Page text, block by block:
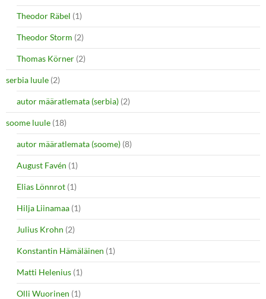
Theodor Räbel (1)
Theodor Storm (2)
Thomas Körner (2)
serbia luule (2)
autor määratlemata (serbia) (2)
soome luule (18)
autor määratlemata (soome) (8)
August Favén (1)
Elias Lönnrot (1)
Hilja Liinamaa (1)
Julius Krohn (2)
Konstantin Hämäläinen (1)
Matti Helenius (1)
Olli Wuorinen (1)